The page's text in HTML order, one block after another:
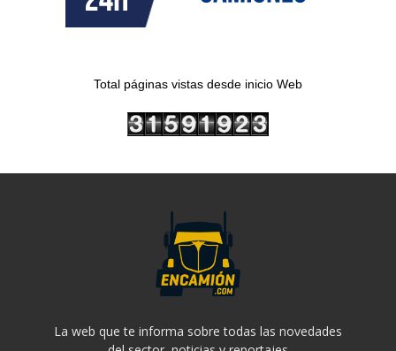
Total páginas vistas desde inicio Web
La web que te informa sobre todas las novedades